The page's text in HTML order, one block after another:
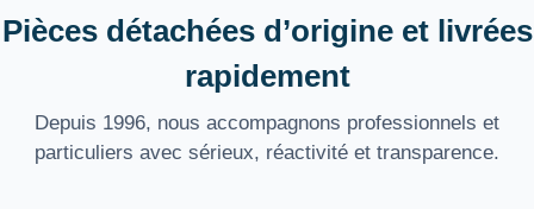
Pièces détachées d’origine et livrées
rapidement
Depuis 1996, nous accompagnons professionnels et
particuliers avec sérieux, réactivité et transparence.